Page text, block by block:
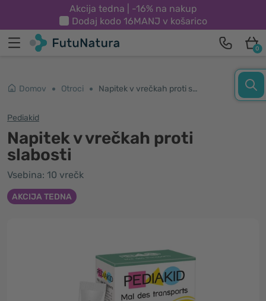
Akcija tedna | -16% na nakup
Dodaj kodo 16MANJ v košarico
0
Domov Otroci Napitek v vrečkah proti slabosti
Pediakid
Napitek v vrečkah proti
slabosti
Vsebina: 10 vrečk
AKCIJA TEDNA